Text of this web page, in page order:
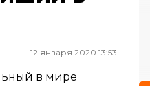
12 января 2020 13:53
в мире